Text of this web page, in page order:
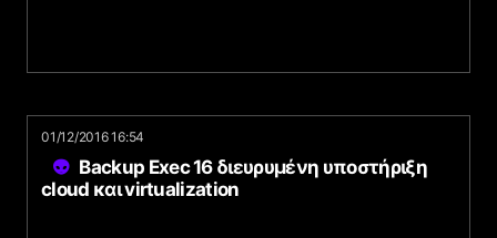
01/12/2016 16:54
Backup Exec 16 διευρυμένη υποστήριξη
cloud και virtualization